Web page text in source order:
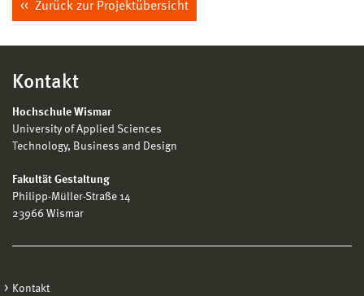
Zurück zur Projektübersicht
Kontakt
Hochschule Wismar
University of Applied Sciences
Technology, Business and Design
Fakultät Gestaltung
Philipp-Müller-Straße 14
23966 Wismar
Kontakt